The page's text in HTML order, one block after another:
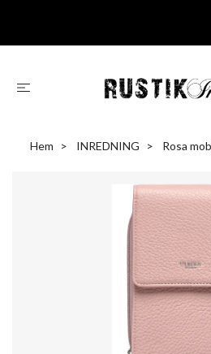
Hem INREDNING Rosa